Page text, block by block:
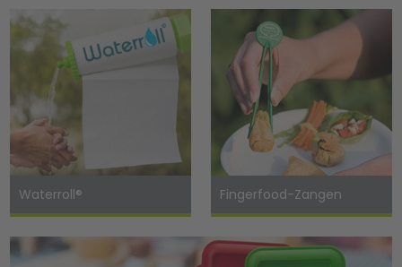
Waterroll® Fingerfood-Zangen